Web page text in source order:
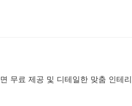
무료 제공 및 디테일한 맞춤 인테